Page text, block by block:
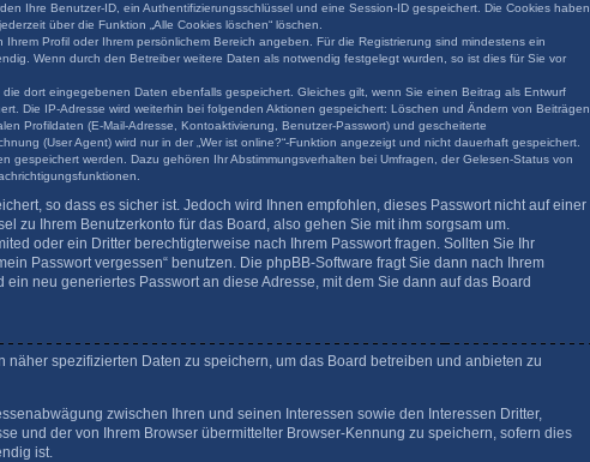
Ihre Benutzer-ID, ein Authentifizierungsschlüssel und eine Session-ID gespeichert. Die Cookies haben
über die Funktion „Alle Cookies löschen“ löschen.
Profil oder Ihrem persönlichem Bereich angeben. Für die Registrierung sind mindestens ein
Wenn durch den Betreiber weitere Daten als notwendig festgelegt wurden, so ist dies für Sie vor
dort eingegebenen Daten ebenfalls gespeichert. Gleiches gilt, wenn Sie einen Beitrag als Entwurf
Die IP-Adresse wird weiterhin bei folgenden Aktionen gespeichert: Löschen und Ändern von Beiträgen
Profildaten (E-Mail-Adresse, Kontoaktivierung, Benutzer-Passwort) und gescheiterte
(User Agent) wird nur in der „Wer ist online?“-Funktion angezeigt und nicht dauerhaft gespeichert.
gespeichert werden. Dazu gehören Ihr Abstimmungsverhalten bei Umfragen, der Gelesen-Status von
so dass es sicher ist. Jedoch wird Ihnen empfohlen, dieses Passwort nicht auf einer
zu Ihrem Benutzerkonto für das Board, also gehen Sie mit ihm sorgsam um.
oder ein Dritter berechtigterweise nach Ihrem Passwort fragen. Sollten Sie Ihr
Passwort vergessen“ benutzen. Die phpBB-Software fragt Sie dann nach Ihrem
neu generiertes Passwort an diese Adresse, mit dem Sie dann auf das Board
spezifizierten Daten zu speichern, um das Board betreiben und anbieten zu
zwischen Ihren und seinen Interessen sowie den Interessen Dritter,
und der von Ihrem Browser übermittelter Browser-Kennung zu speichern, sofern dies
ist.